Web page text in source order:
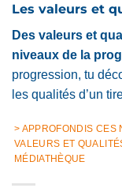
Les valeurs et
Des valeurs et
niveaux de la
progression, tu
les qualités d’un
> APPROFONDIS CES
VALEURS ET
MÉDIATHÈQUE